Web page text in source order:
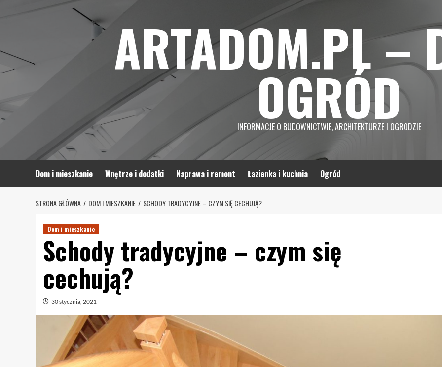
ARTADOM.PL –
OGRÓD
INFORMACJE O BUDOWNICTWIE, ARCHITEKTURZE I OGRODZIE
Dom i mieszkanie Wnętrze i dodatki Naprawa i remont Łazienka i kuchnia Ogród
STRONA GŁÓWNA DOM I MIESZKANIE SCHODY TRADYCYJNE – CZYM SIĘ CECHUJĄ?
Dom i mieszkanie
Schody tradycyjne – czym się
cechują?
30 stycznia, 2021